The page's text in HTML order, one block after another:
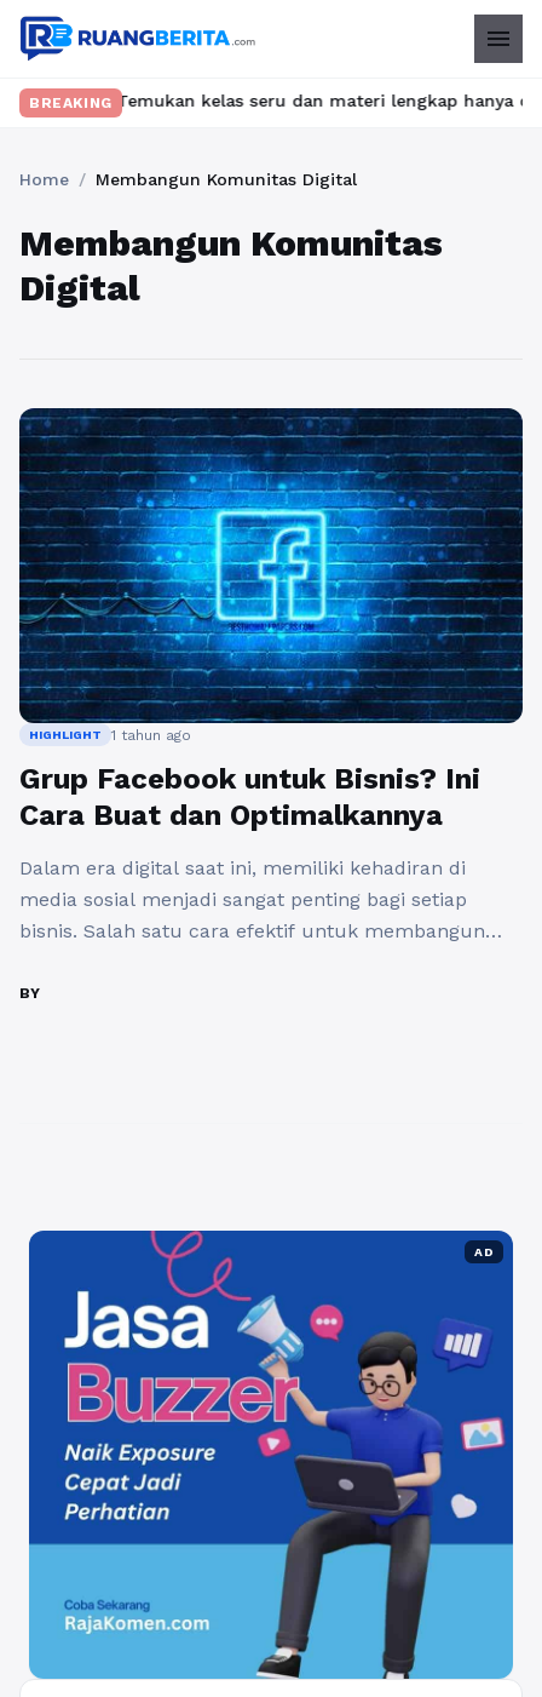
menu
BREAKING
Temukan kelas seru dan materi lengkap hanya di
Home / Membangun Komunitas Digital
Membangun Komunitas
Digital
HIGHLIGHT 1 tahun ago
Grup Facebook untuk Bisnis? Ini
Cara Buat dan Optimalkannya
Dalam era digital saat ini, memiliki kehadiran di
media sosial menjadi sangat penting bagi setiap
bisnis. Salah satu cara efektif untuk membangun
pelanggan adalah melalui grup di Facebook. Dalam
BY
AD